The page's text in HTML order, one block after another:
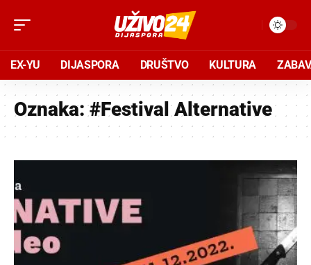
EX-YU DIJASPORA DRUŠTVO KULTURA
Oznaka:#Festival Alternative